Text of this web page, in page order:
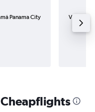
Panama City
Vuelo de